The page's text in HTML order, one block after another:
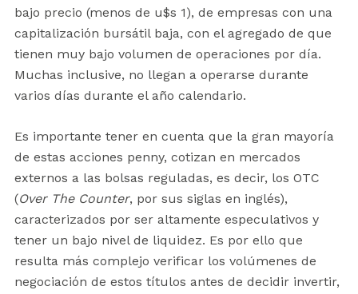
bajo precio (menos de u$s 1), de empresas con una
capitalización bursátil baja, con el agregado de que
tienen muy bajo volumen de operaciones por día.
Muchas inclusive, no llegan a operarse durante
varios días durante el año calendario.
Es importante tener en cuenta que la gran mayoría
de estas acciones penny, cotizan en mercados
externos a las bolsas reguladas, es decir, los OTC
(Over The Counter, por sus siglas en inglés),
caracterizados por ser altamente especulativos y
tener un bajo nivel de liquidez. Es por ello que
resulta más complejo verificar los volúmenes de
negociación de estos títulos antes de decidir invertir,